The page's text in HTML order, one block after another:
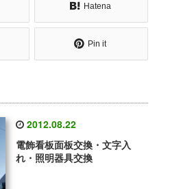
Hatena
Pin it
2012.08.22
電飾看板面板交換・文字入
れ・照明器具交換